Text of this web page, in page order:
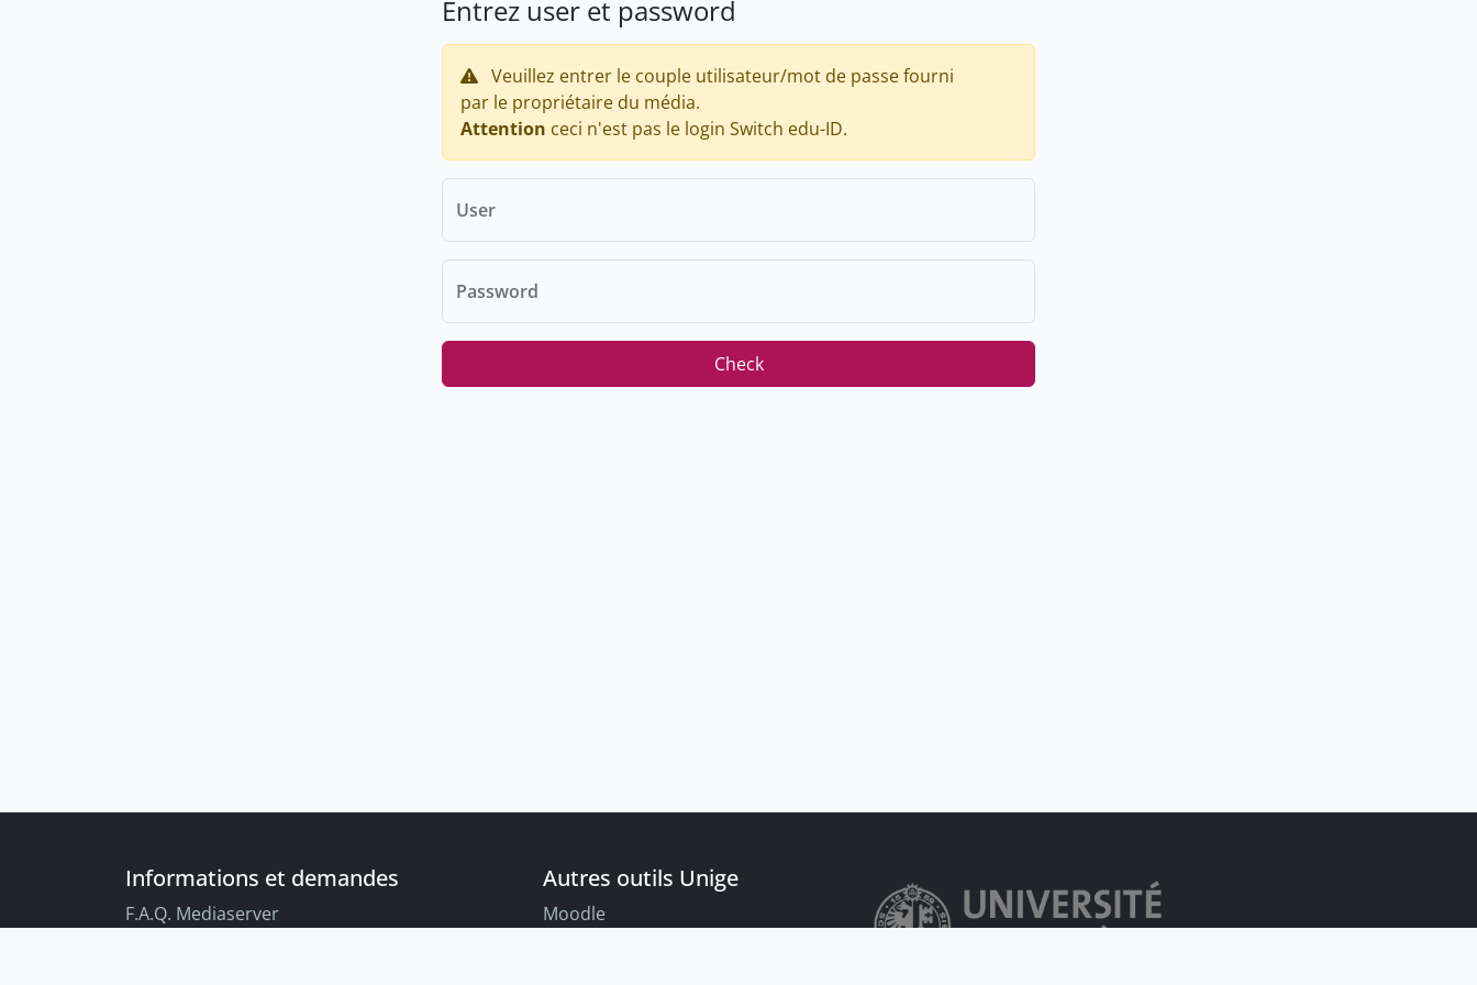
Entrez user et password
Veuillez entrer le couple utilisateur/mot de passe fourni
par le propriétaire du média.
Attention ceci n'est pas le login Switch edu-ID.
User
Password
Check
Informations et demandes
F.A.Q. Mediaserver
Autres outils Unige
Moodle